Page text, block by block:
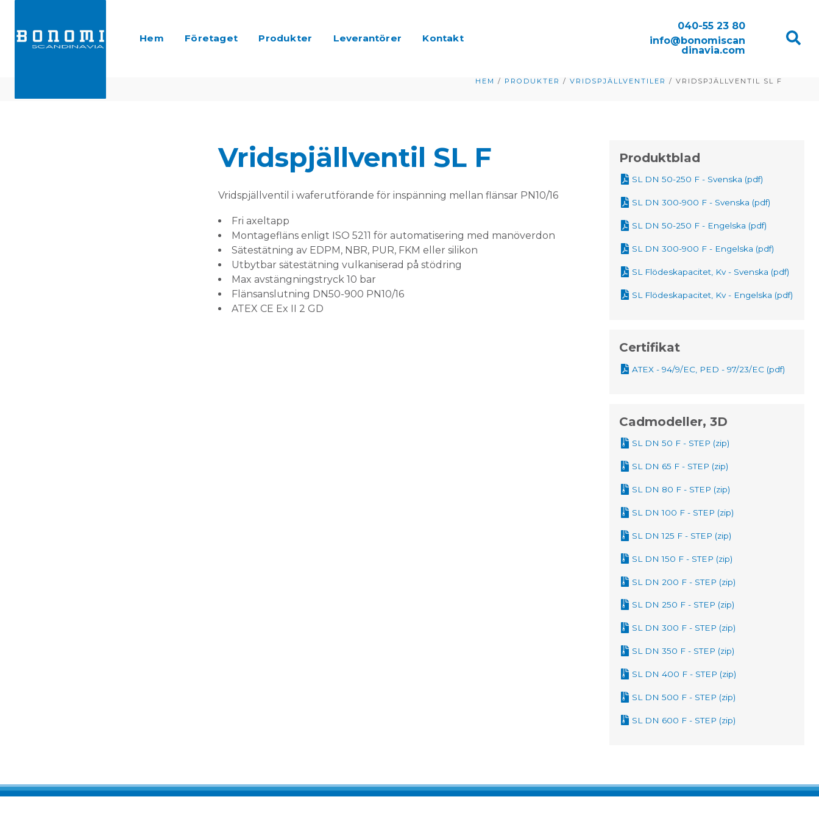
Hem Företaget Produkter Leverantörer Kontakt
040-55 23 80
info@bonomiscan
dinavia.com
HEM / PRODUKTER / VRIDSPJÄLLVENTILER / VRIDSPJÄLLVENTIL SL F
Vridspjällventil SL F
Vridspjällventil i waferutförande för inspänning mellan flänsar PN10/16
Fri axeltapp
Montagefläns enligt ISO 5211 för automatisering med manöverdon
Sätestätning av EDPM, NBR, PUR, FKM eller silikon
Utbytbar sätestätning vulkaniserad på stödring
Max avstängningstryck 10 bar
Flänsanslutning DN50-900 PN10/16
ATEX CE Ex II 2 GD
Produktblad
SL DN 50-250 F - Svenska (pdf)
SL DN 300-900 F - Svenska (pdf)
SL DN 50-250 F - Engelska (pdf)
SL DN 300-900 F - Engelska (pdf)
SL Flödeskapacitet, Kv - Svenska (pdf)
SL Flödeskapacitet, Kv - Engelska (pdf)
Certifikat
ATEX - 94/9/EC, PED - 97/23/EC (pdf)
Cadmodeller, 3D
SL DN 50 F - STEP (zip)
SL DN 65 F - STEP (zip)
SL DN 80 F - STEP (zip)
SL DN 100 F - STEP (zip)
SL DN 125 F - STEP (zip)
SL DN 150 F - STEP (zip)
SL DN 200 F - STEP (zip)
SL DN 250 F - STEP (zip)
SL DN 300 F - STEP (zip)
SL DN 350 F - STEP (zip)
SL DN 400 F - STEP (zip)
SL DN 500 F - STEP (zip)
SL DN 600 F - STEP (zip)